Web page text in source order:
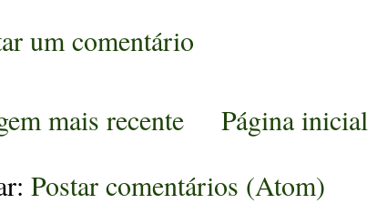
um comentário
mais recente
Página inicial
Postar comentários (Atom)